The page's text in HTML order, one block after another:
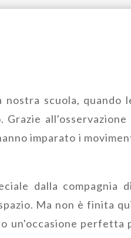
scuola, quando
imparato i
dalla compagnia
Ma non è finita
un'occasione perfetta